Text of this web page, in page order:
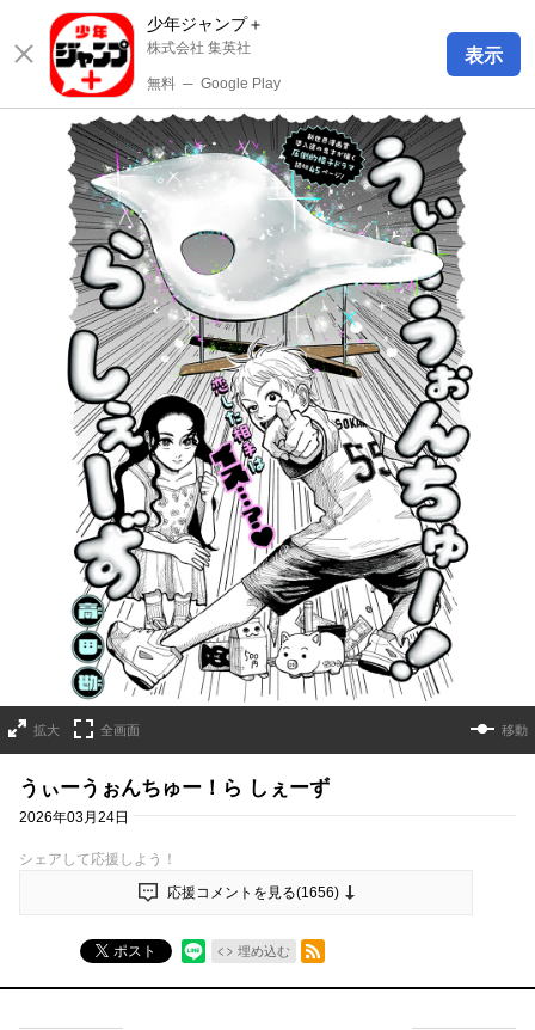
少年ジャンプ＋
株式会社 集英社
無料 ─ Google Play
表示
拡大 全画面 移動
うぃーうぉんちゅー！ら しぇーず
2026年03月24日
シェアして応援しよう！
応援コメントを見る(1656)
ポスト 埋め込む
RSSフィード